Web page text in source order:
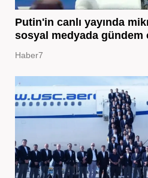
Putin'in canlı yayında
sosyal medyada gündem
Haber7